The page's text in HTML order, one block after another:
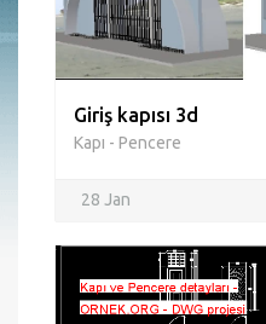
Giriş kapısı 3d
Kapı - Pencere
28 Jan